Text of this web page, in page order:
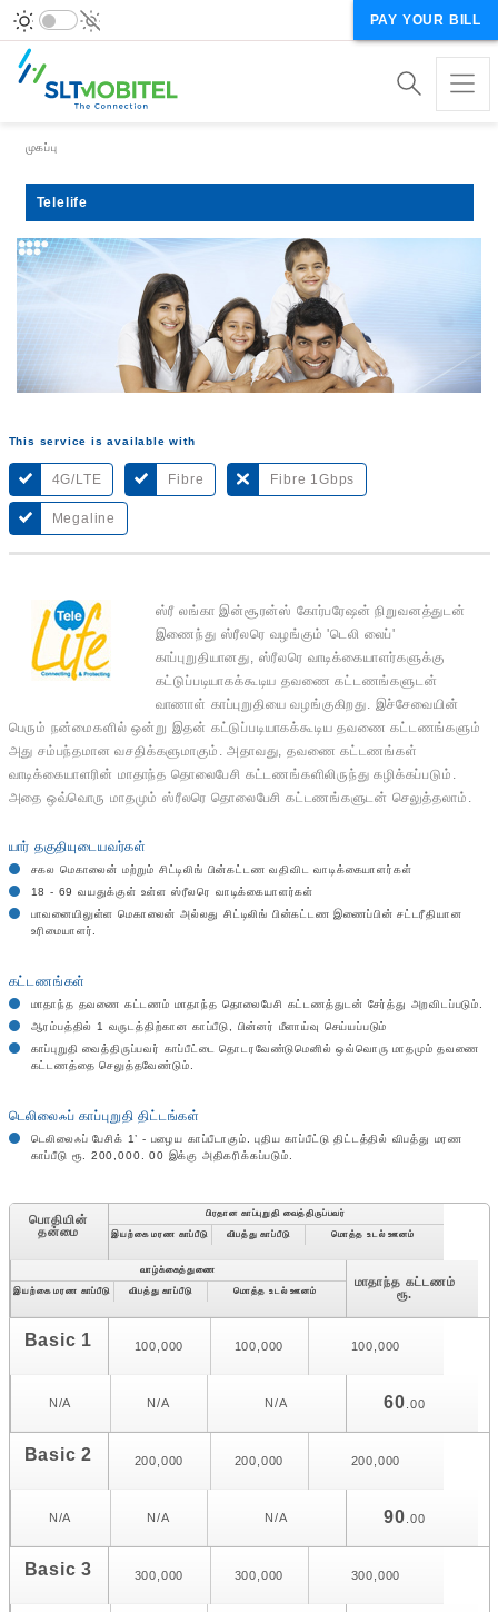
PAY YOUR BILL
Breadcrumb
முகப்பு
Telelife
This service is available with
4G/LTE Fibre Fibre 1Gbps
Megaline
ஸ்ரீ லங்கா இன்சூரன்ஸ் கோர்பரேஷன் நிறுவனத்துடன்
இணைந்து ஸ்ரீலரெ வழங்கும் 'டெலி லைப்'
காப்புறுதியானது, ஸ்ரீலரெ வாடிக்கையாளர்களுக்கு
கட்டுப்படியாகக்கூடிய தவணை கட்டணங்களுடன்
வாணாள் காப்புறுதியை வழங்குகிறது. இச்சேவையின்
பெரும் நன்மைகளில் ஒன்று இதன் கட்டுப்படியாகக்கூடிய தவணை கட்டணங்களும்
அது சம்பந்தமான வசதிக்களுமாகும். அதாவது, தவணை கட்டணங்கள்
வாடிக்கையாளரின் மாதாந்த தொலைபேசி கட்டணங்களிலிருந்து கழிக்கப்படும்.
அதை ஒவ்வொரு மாதமும் ஸ்ரீலரெ தொலைபேசி கட்டணங்களுடன் செலுத்தலாம்.
யார் தகுதியுடையவர்கள்
சகல மெகாலைன் மற்றும் சிட்டிலிங் பின்கட்டண வதிவிட வாடிக்கையாளர்கள்
18 - 69 வயதுக்குள் உள்ள ஸ்ரீலரெ வாடிக்கையாளர்கள்
பாவனையிலுள்ள மெகாலைன் அல்லது சிட்டிலிங் பின்கட்டண இணைப்பின் சட்டரீதியான
உரிமையாளர்.
கட்டணங்கள்
மாதாந்த தவணை கட்டணம் மாதாந்த தொலைபேசி கட்டணத்துடன் சேர்த்து அறவிடப்படும்.
ஆரம்பத்தில் 1 வருடத்திற்கான காப்பீடு, பின்னர் மீளாய்வு செய்யப்படும்
காப்புறுதி வைத்திருப்பவர் காப்பீட்டை தொடரவேண்டுமெனில் ஒவ்வொரு மாதமும் தவணை
கட்டணத்தை செலுத்தவேண்டும்.
டெலிலைஃப் காப்புறுதி திட்டங்கள்
டெலிலைஃப் பேசிக் 1’ - பழைய காப்பீடாகும். புதிய காப்பீட்டு திட்டத்தில் விபத்து மரண
காப்பீடு ரூ. 200,000. 00 இக்கு அதிகரிக்கப்படும்.
பொதியின்
தன்மை
பிரதான காப்புறுதி வைத்திருப்பவர்
இயற்கை மரண காப்பீடு விபத்து காப்பீடு மொத்த உடல் ஊனம்
வாழ்க்கைத்துணை
இயற்கை மரண காப்பீடு விபத்து காப்பீடு மொத்த உடல் ஊனம்
மாதாந்த கட்டணம்
ரூ.
Basic 1 100,000 100,000 100,000
N/A N/A N/A 60 .00
Basic 2 200,000 200,000 200,000
N/A N/A N/A 90 .00
Basic 3 300,000 300,000 300,000